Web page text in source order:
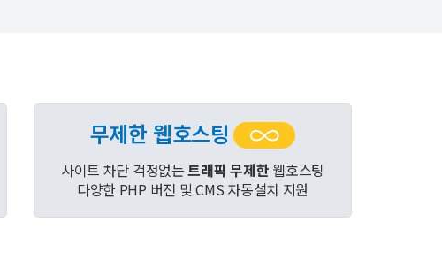
무제한 웹호스팅
사이트 차단 걱정없는트래픽 무제한 웹호스팅
다양한 PHP 버전 및 CMS 자동설치 지원